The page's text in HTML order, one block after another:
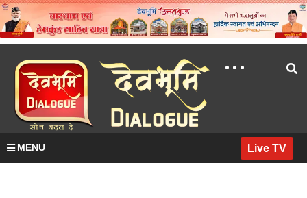
MENU Live TV